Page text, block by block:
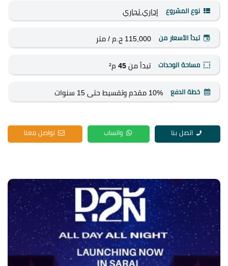
نوع المشروع إداريتجاري
تبدأ الأسعار من 115,000 ج.م / متر
مساحة الوحدات تبدأ من 45م²
خطة الدفع 10% مقدم وتقسيط حتى 15 سنوات
اتصل بنا واتساب تواصل معنا